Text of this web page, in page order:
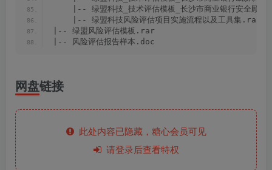
|-- 绿盟科技_技术评估模板_长沙市商业银行安全顾问
    |-- 绿盟科技风险评估项目实施流程以及工具集.rar
|-- 绿盟风险评估模板.rar
|-- 风险评估报告样本.doc
网盘链接
此处内容已隐藏，糖心会员可见
请登录后查看特权